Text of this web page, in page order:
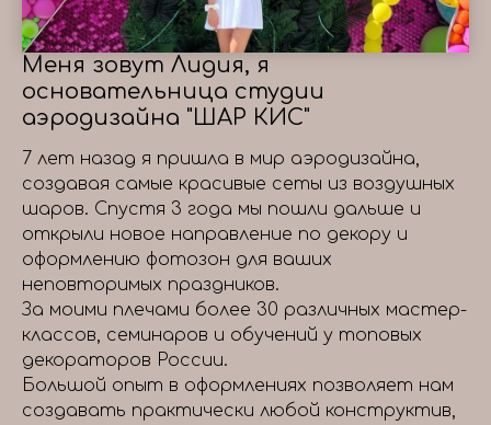
Меня зовут Лидия, я
основательница студии
аэродизайна "ШАР КИС"
7 лет назад я пришла в мир аэродизайна,
создавая самые красивые сеты из воздушных
шаров. Спустя 3 года мы пошли дальше и
открыли новое направление по декору и
оформлению фотозон для ваших
неповторимых праздников.
За моими плечами более 30 различных мастер-
классов, семинаров и обучений у топовых
декораторов России.
Большой опыт в оформлениях позволяет нам
создавать практически любой конструктив,